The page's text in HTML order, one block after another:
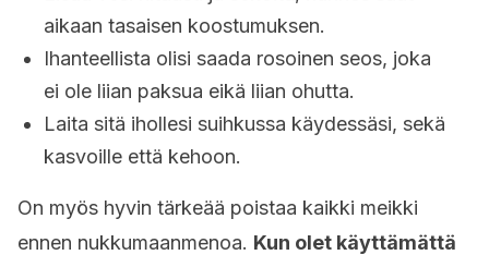
aikaan tasaisen koostumuksen.
Ihanteellista olisi saada rosoinen seos, joka
ei ole liian paksua eikä liian ohutta.
Laita sitä ihollesi suihkussa käydessäsi, sekä
kasvoille että kehoon.
On myös hyvin tärkeää poistaa kaikki meikki
ennen nukkumaanmenoa. Kun olet käyttämättä